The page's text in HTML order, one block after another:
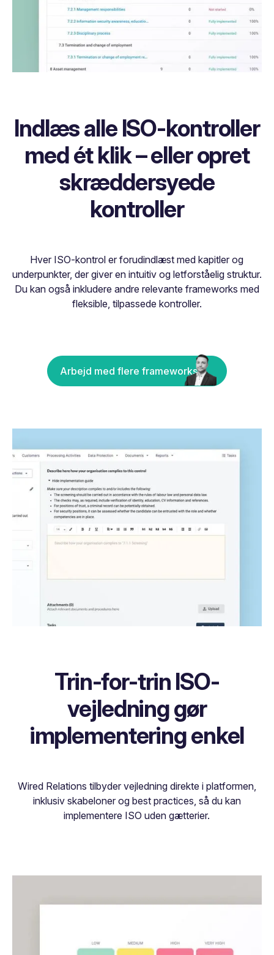
Indlæs alle ISO-kontroller
med ét klik – eller opret
skræddersyede
kontroller
Hver ISO-kontrol er forudindlæst med kapitler og
underpunkter, der giver en intuitiv og letforståelig struktur.
Du kan også inkludere andre relevante frameworks med
fleksible, tilpassede kontroller.
Arbejd med flere frameworks
Trin-for-trin ISO-
vejledning gør
implementering enkel
Wired Relations tilbyder vejledning direkte i platformen,
inklusiv skabeloner og best practices, så du kan
implementere ISO uden gætterier.